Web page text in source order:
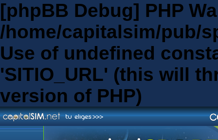
[phpBB Debug] PHP
/home/capitalsim/pub/
Use of undefined
'SITIO_URL' (this will
version of PHP)